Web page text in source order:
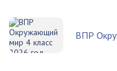
ВПР